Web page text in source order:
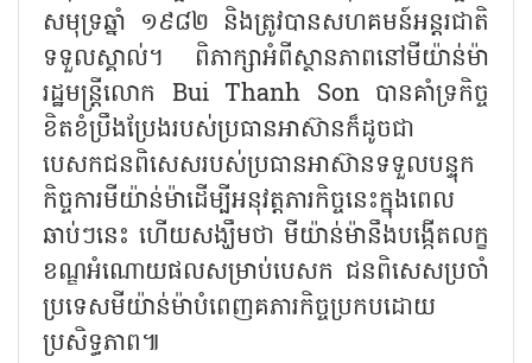
សមុទ្រឆ្នាំ ១៩៨២ និងត្រូវបានសហគមន៍អន្តរជាតិ
ទទួលស្គាល់។ ពិភាក្សាអំពីស្ថានភាពនៅមីយ៉ាន់ម៉ា
រដ្ឋមន្ត្រីលោក Bui Thanh Son បានគាំទ្រកិច្ច
ខិតខំប្រឹងប្រែងរបស់ប្រធានអាស៊ានក៏ដូចជា
បេសកជនពិសេសរបស់ប្រធានអាស៊ានទទួលបន្ទុក
កិច្ចការមីយ៉ាន់ម៉ាដើម្បីអនុវត្តភារកិច្ចនេះក្នុងពេល
ឆាប់ៗនេះ ហើយសង្ឃឹមថា មីយ៉ាន់ម៉ានឹងបង្កើតលក្ខ
ខណ្ឌអំណោយផលសម្រាប់បេសក ជនពិសេសប្រចាំ
ប្រទេសមីយ៉ាន់ម៉ាបំពេញគភារកិច្ចប្រកបដោយ
ប្រសិទ្ធភាព៕